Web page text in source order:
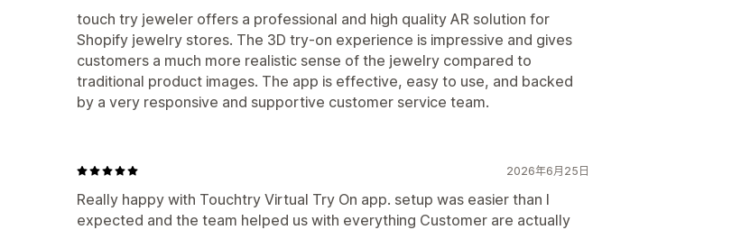
touch try jeweler offers a professional and high quality AR solution for
Shopify jewelry stores. The 3D try-on experience is impressive and gives
customers a much more realistic sense of the jewelry compared to
traditional product images. The app is effective, easy to use, and backed
by a very responsive and supportive customer service team.
2026年6月25日
Really happy with Touchtry Virtual Try On app. setup was easier than I
expected and the team helped us with everything Customer are actually